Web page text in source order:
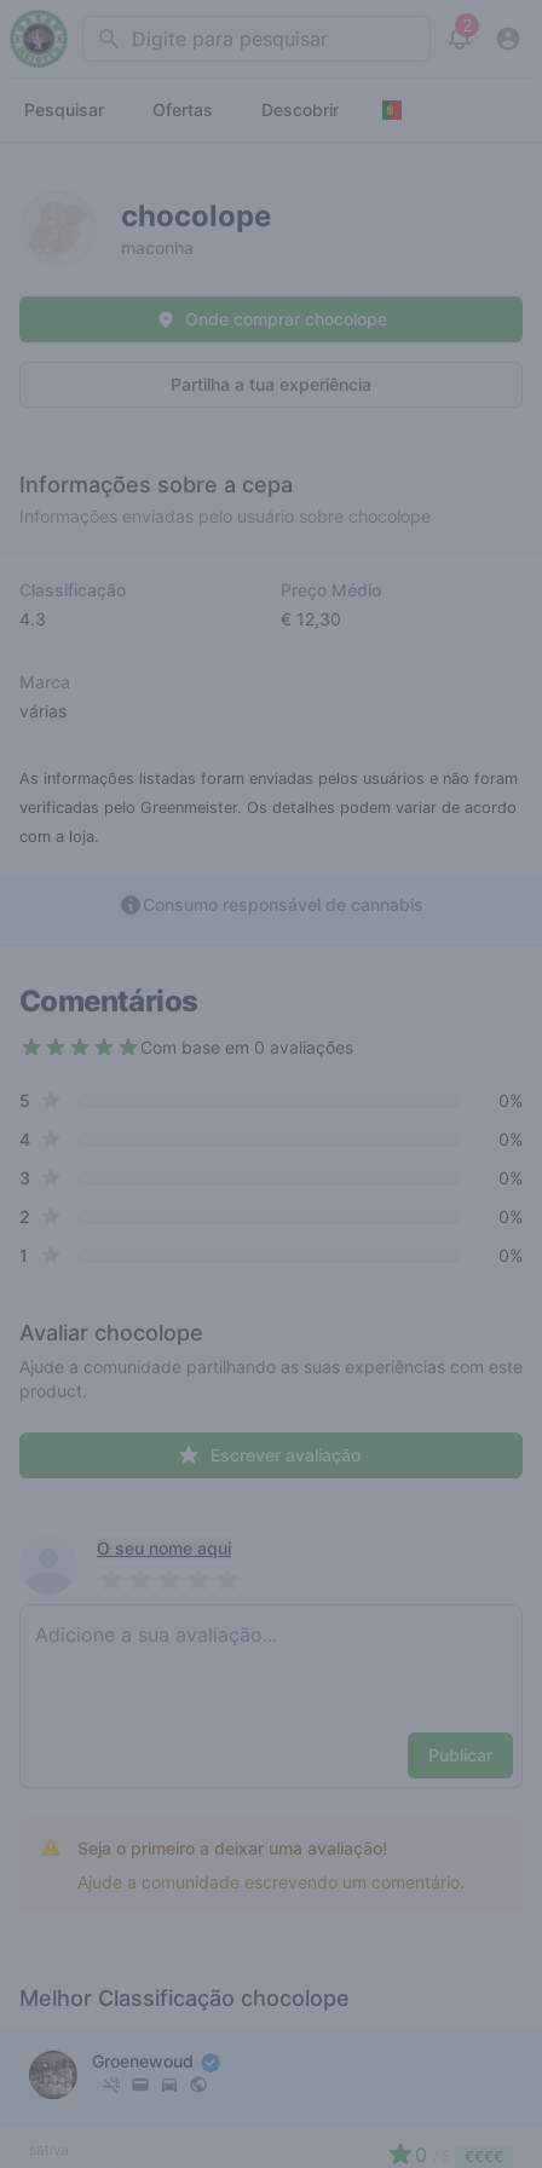
Search 2
View
Pesquisar Ofertas Descobrir
chocolope
maconha
Partilha a tua experiência
Onde comprar chocolope
Informações sobre a cepa
Informações enviadas pelo usuário sobre chocolope
Classificação
4.3
Preço Médio
€ 12,30
Marca
várias
As informações listadas foram enviadas pelos usuários e não foram
verificadas pelo Greenmeister. Os detalhes podem variar de acordo
com a loja.
Consumo responsável de cannabis
Comentários
Com base em 0 avaliações
Review data
5
0%
4star reviews
0%
3
0%
2
0%
1
0%
Avaliar chocolope
Ajude a comunidade partilhando as suas experiências com este
product.
Escrever avaliação
Recent reviewsO seu nome aqui
Publicar
Seja o primeiro a deixar uma avaliação!
Ajude a comunidade escrevendo um comentário.
Melhor Classificação chocolope
Groenewoud
sativa 0 €€€€